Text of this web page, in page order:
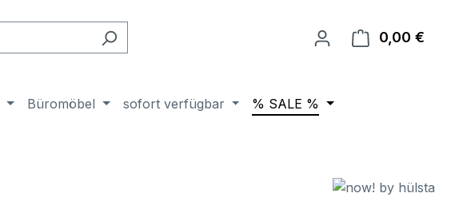
0,00 €
Büromöbel sofort verfügbar % SALE %